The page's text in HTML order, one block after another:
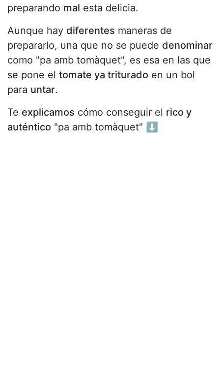
preparando mal esta delicia.
Aunque hay diferentes maneras de
prepararlo, una que no se puede denominar
como "pa amb tomàquet", es esa en las que
se pone el tomate ya triturado en un bol
para untar.
Te explicamos cómo conseguir el rico y
auténtico "pa amb tomàquet" ⬇